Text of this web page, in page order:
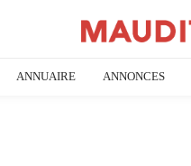
ANNUAIRE ANNONCES